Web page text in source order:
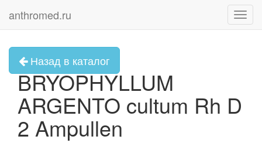
anthromed.ru
Назад в каталог
BRYOPHYLLUM
ARGENTO cultum Rh D
2 Ampullen